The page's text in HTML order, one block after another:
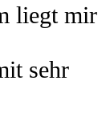
liegt mir
sehr